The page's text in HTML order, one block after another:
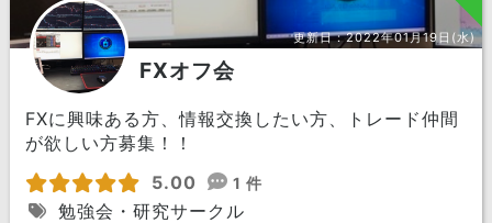
更新日：2022年01月19日(水)
FXオフ会
FXに興味ある方、情報交換したい方、トレード仲間
が欲しい方募集！！
5.00
1 件
勉強会・研究サークル